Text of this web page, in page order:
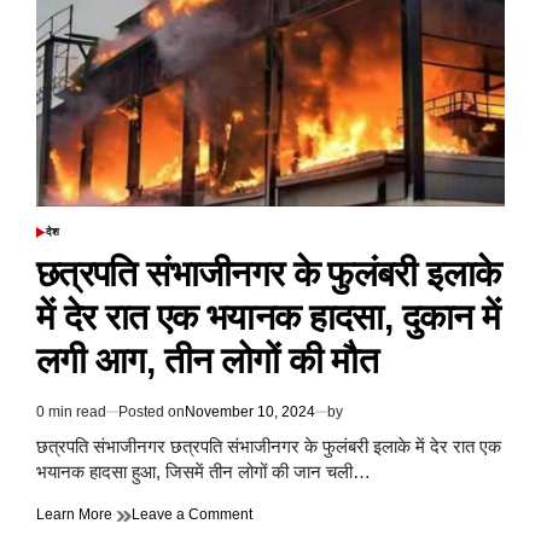
आतंकियों
को
घेरा,
मुठभेड़
जारी
POSTED
देश
छत्रपति संभाजीनगर के फुलंबरी इलाके
में देर रात एक भयानक हादसा, दुकान में
लगी आग, तीन लोगों की मौत
Estimated
read
time
0 min read Posted on November 10, 2024 by
छत्रपति संभाजीनगर छत्रपति संभाजीनगर के फुलंबरी इलाके में देर रात एक
भयानक हादसा हुआ, जिसमें तीन लोगों की जान चली…
Learn More Leave a Commenton